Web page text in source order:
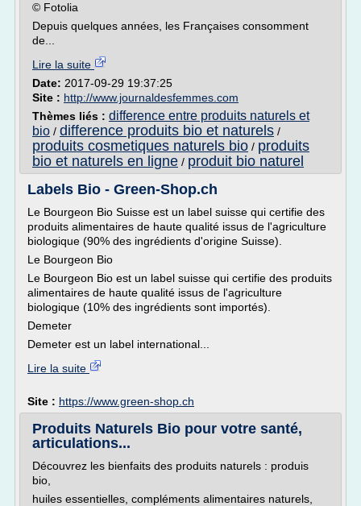
© Fotolia
Depuis quelques années, les Françaises consomment
de...
Lire la suite
Date: 2017-09-29 19:37:25
Site : http://www.journaldesfemmes.com
Thèmes liés : difference entre produits naturels et
bio / difference produits bio et naturels /
produits cosmetiques naturels bio / produits
bio et naturels en ligne / produit bio naturel
Labels Bio - Green-Shop.ch
Le Bourgeon Bio Suisse est un label suisse qui certifie des
produits alimentaires de haute qualité issus de l'agriculture
biologique (90% des ingrédients d'origine Suisse).
Le Bourgeon Bio
Le Bourgeon Bio est un label suisse qui certifie des produits
alimentaires de haute qualité issus de l'agriculture
biologique (10% des ingrédients sont importés).
Demeter
Demeter est un label international...
Lire la suite
Site : https://www.green-shop.ch
Produits Naturels Bio pour votre santé,
articulations...
Découvrez les bienfaits des produits naturels : produis
bio,
huiles essentielles, compléments alimentaires naturels,